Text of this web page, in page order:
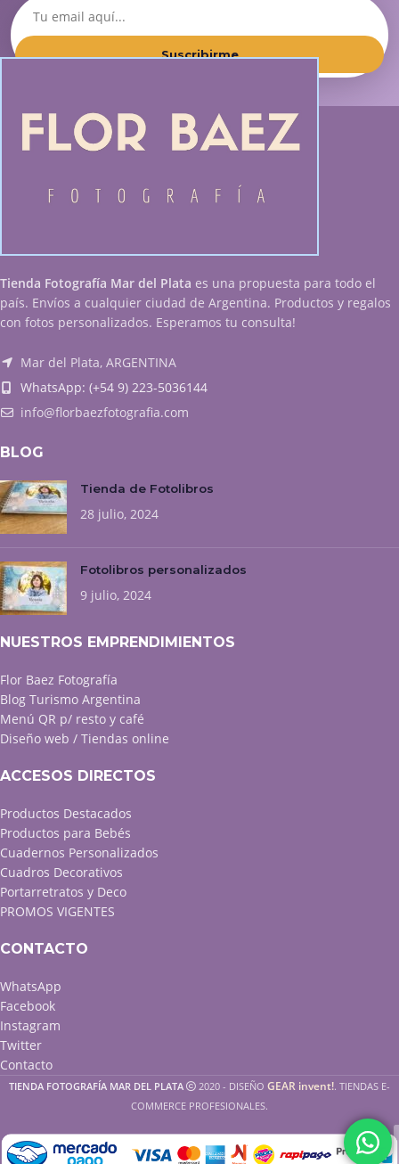
Suscribirme
Tienda Fotografía Mar del Plata es una propuesta para todo el
país. Envíos a cualquier ciudad de Argentina. Productos y regalos
con fotos personalizados. Esperamos tu consulta!
Mar del Plata, ARGENTINA
WhatsApp: (+54 9) 223-5036144
info@florbaezfotografia.com
BLOG
Tienda de Fotolibros
28 julio, 2024
Fotolibros personalizados
9 julio, 2024
NUESTROS EMPRENDIMIENTOS
Flor Baez Fotografía
Blog Turismo Argentina
Menú QR p/ resto y café
Diseño web / Tiendas online
ACCESOS DIRECTOS
Productos Destacados
Productos para Bebés
Cuadernos Personalizados
Cuadros Decorativos
Portarretratos y Deco
PROMOS VIGENTES
CONTACTO
WhatsApp
Facebook
Instagram
Twitter
Contacto
TIENDA FOTOGRAFÍA MAR DEL PLATA 2020 - DISEÑO GEAR invent!. TIENDAS E-
COMMERCE PROFESIONALES.